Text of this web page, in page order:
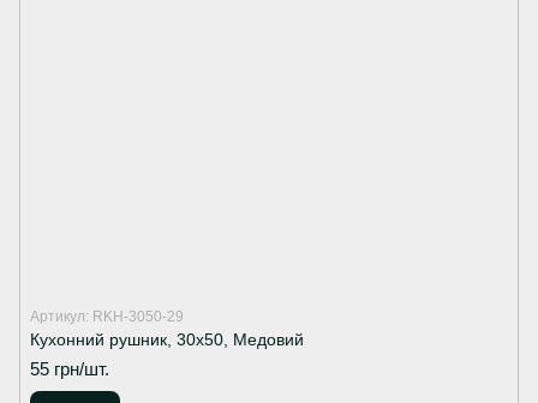
Артикул: RKH-3050-29
Кухонний рушник, 30х50, Медовий
55 грн/шт.